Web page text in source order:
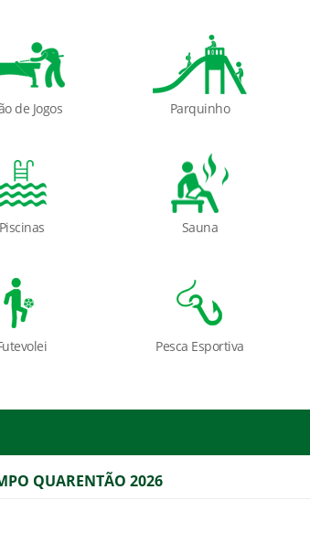
de Jogos Parquinho
Piscinas Sauna
Pesca Esportiva
QUARENTÃO 2026